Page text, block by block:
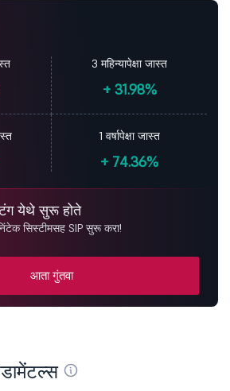
3 महिन्यापेक्षा जास्त
+31.98%
1 वर्षापेक्षा जास्त
+ 74.36%
येथे सुरू होते
निंटेक सिस्टीमसह SIP सुरू करा!
आता गुंतवा